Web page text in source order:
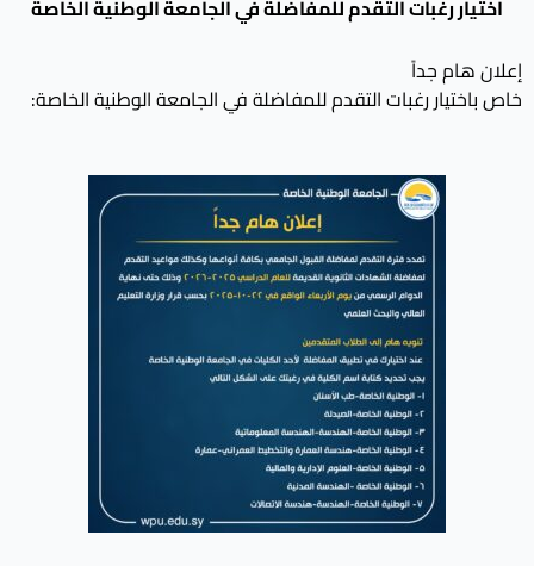
اختيار رغبات التقدم للمفاضلة في الجامعة الوطنية الخاصة
إعلان هام جداً
خاص باختيار رغبات التقدم للمفاضلة في الجامعة الوطنية الخاصة: